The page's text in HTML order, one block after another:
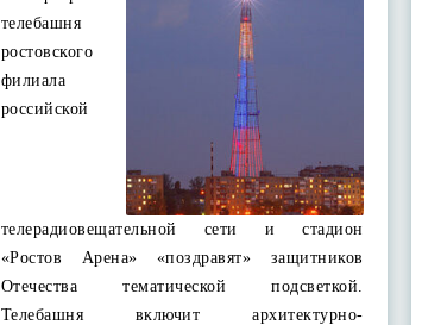
телебашня
ростовского
филиала
российской
телерадиовещательной сети и стадион
«Ростов Арена» «поздравят» защитников
Отечества тематической подсветкой.
Телебашня включит архитектурно-